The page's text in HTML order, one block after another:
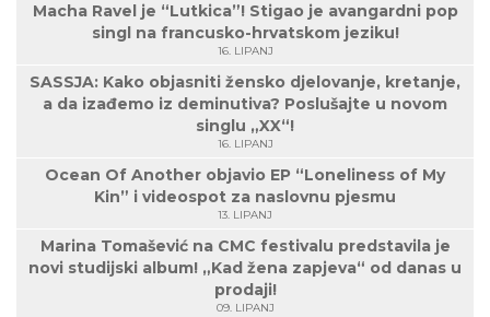
Macha Ravel je “Lutkica”! Stigao je avangardni pop
singl na francusko-hrvatskom jeziku!
16. LIPANJ
SASSJA: Kako objasniti žensko djelovanje, kretanje,
a da izađemo iz deminutiva? Poslušajte u novom
singlu „XX“!
16. LIPANJ
Ocean Of Another objavio EP “Loneliness of My
Kin” i videospot za naslovnu pjesmu
13. LIPANJ
Marina Tomašević na CMC festivalu predstavila je
novi studijski album! „Kad žena zapjeva“ od danas u
prodaji!
09. LIPANJ